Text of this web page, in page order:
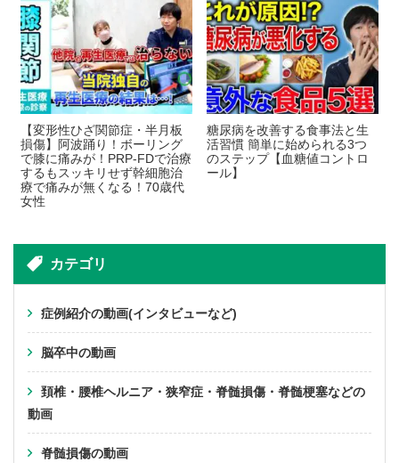
【変形性ひざ関節症・半月板
損傷】阿波踊り！ボーリング
で膝に痛みが！PRP-FDで治療
するもスッキリせず幹細胞治
療で痛みが無くなる！70歳代
女性
糖尿病を改善する食事法と生
活習慣 簡単に始められる3つ
のステップ【血糖値コントロ
ール】
カテゴリ
症例紹介の動画(インタビューなど)
脳卒中の動画
頚椎・腰椎ヘルニア・狭窄症・脊髄損傷・脊髄梗塞などの
動画
脊髄損傷の動画